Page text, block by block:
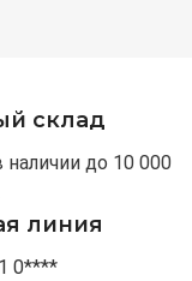
склад
наличии до 10 000
линия
0****